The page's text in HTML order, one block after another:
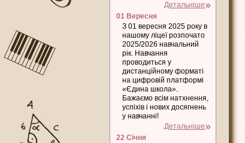
Детальніше
01 Вересня
З 01 вересня 2025 року в
нашому ліцеї розпочато
2025/2026 навчальний
рік. Навчання
проводиться у
дистанційному форматі
на цифровій платформі
«Єдина школа».
Бажаємо всім натхнення,
успіхів і нових досягнень
у навчанні!
Детальніше
22 Січня